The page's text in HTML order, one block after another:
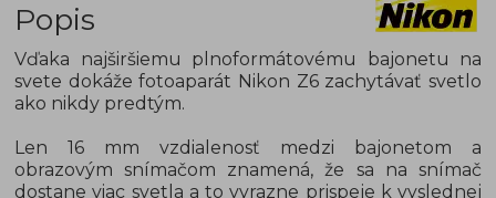
Popis
Vďaka najširšiemu plnoformátovému bajonetu na
svete dokáže fotoaparát Nikon Z6 zachytávať svetlo
ako nikdy predtým.
Len 16 mm vzdialenosť medzi bajonetom a
obrazovým snímačom znamená, že sa na snímač
dostane viac svetla a to vyrazne prispeje k vyslednej